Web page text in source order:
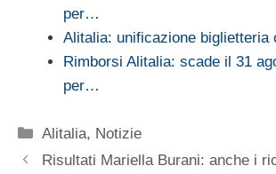
per…
Alitalia: unificazione
Rimborsi Alitalia: scade il 31
per…
Categorie
Alitalia, Notizie
Risultati Mariella Burani: anche i